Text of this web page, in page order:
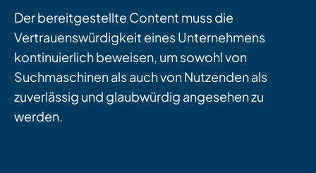
Der bereitgestellte Content muss die
Vertrauenswürdigkeit eines Unternehmens
kontinuierlich beweisen, um sowohl von
Suchmaschinen als auch von Nutzenden als
zuverlässig und glaubwürdig angesehen zu
werden.